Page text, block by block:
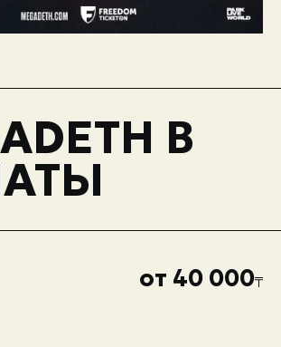
В
от 40 000